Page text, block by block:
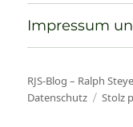
Impressum
RJS-Blog – Ralph
Datenschutz
Stolz